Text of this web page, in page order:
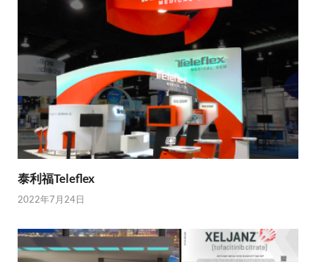
泰利福Teleflex
2022年7月24日